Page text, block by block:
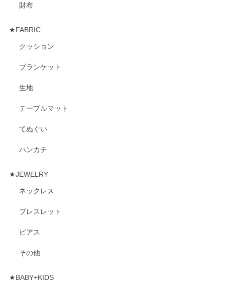
財布
★FABRIC
クッション
ブランケット
生地
テーブルマット
てぬぐい
ハンカチ
★JEWELRY
ネックレス
ブレスレット
ピアス
その他
★BABY+KIDS